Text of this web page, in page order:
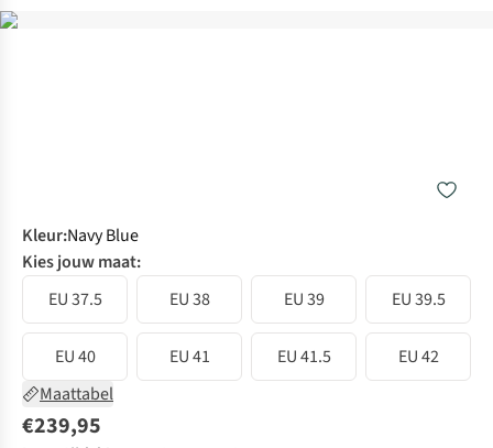
Kleur:Navy Blue
Kies jouw maat:
EU 37.5
EU 38 EU 39 EU 39.5
EU 40 EU 41 EU 41.5
EU 42
Maattabel
€239,95